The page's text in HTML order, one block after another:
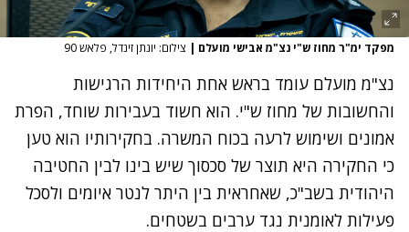
מפקד ימ"ר מחוז ש"י נצ"מ אבישי מועלם | צילום: יונתן זינדל, פלאש 90
נצ"מ מועלם עומד בראש אחת היחידות הרגישות
והחשובות של מחוז ש"י. הוא חשוד בעבירות שוחד, הפרת
אמונים ושימוש לרעה בכוח המשרה. בחקירותיו הוא טען
כי החקירה היא תוצר של סכסוך שיש בינו לבין החטיבה
היהודית בשב"כ, שאחראית בין היתר לנטר איומים ולסכל
פעילות לאומנית נגד ערבים בשטחים.